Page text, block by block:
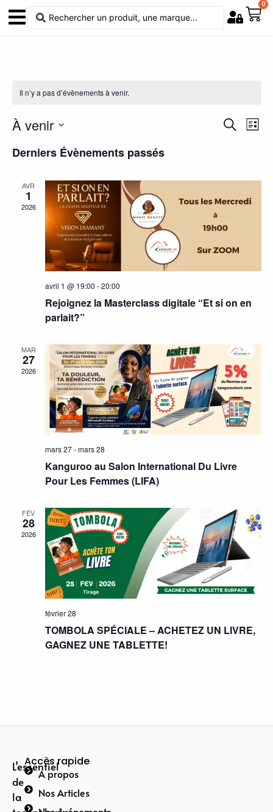
0
Il n’y a pas d’évènements à venir.
Recherche
Liste
À venir
une
date.
Derniers Évènements passés
AVR
1
2026
avril 1 @ 19:00 -20:00
Rejoignez la Masterclass digitale “Et si on en
parlait?”
MAR
27
2026
mars 27-mars 28
Kanguroo au Salon International Du Livre
Pour Les Femmes (LIFA)
FÉV
28
2026
février 28
TOMBOLA SPÉCIALE – ACHETEZ UN LIVRE,
GAGNEZ UNE TABLETTE!
L’essentiel
de
la
Accès rapide
A propos
Nos Articles